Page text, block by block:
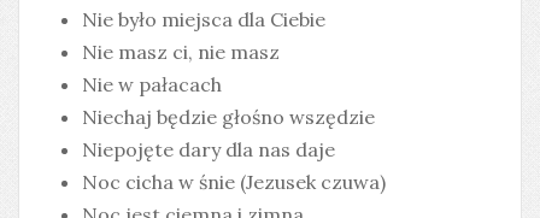
Nie było miejsca dla Ciebie
Nie masz ci, nie masz
Nie w pałacach
Niechaj będzie głośno wszędzie
Niepojęte dary dla nas daje
Noc cicha w śnie (Jezusek czuwa)